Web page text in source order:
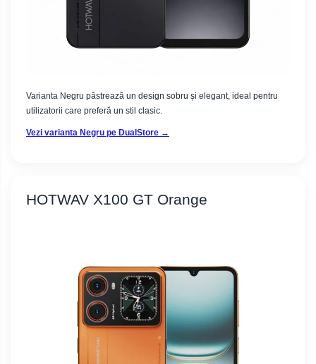
Varianta Negru păstrează un design sobru și elegant, ideal pentru
utilizatorii care preferă un stil clasic.
Vezi varianta Negru pe DualStore →
HOTWAV X100 GT Orange